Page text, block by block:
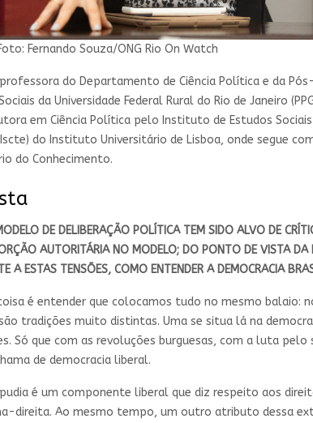
Fernando Souza/ONG Rio On Watch
do Departamento de Ciência Política e da Pós-
da Universidade Federal Rural do Rio de Janeiro
em Ciência Política pelo Instituto de Estudos
do Instituto Universitário de Lisboa, onde segue
do Conhecimento.
DE DELIBERAÇÃO POLÍTICA TEM SIDO ALVO DE
AUTORITÁRIA NO MODELO; DO PONTO DE VISTA
A ESTAS TENSÕES, COMO ENTENDER A DEMOCRACIA
é entender que colocamos tudo no mesmo balaio:
tradições muito distintas. Uma se situa lá na
Só que com as revoluções burguesas, com a luta
de democracia liberal.
é um componente liberal que diz respeito aos
direita. Ao mesmo tempo, um outro atributo dessa